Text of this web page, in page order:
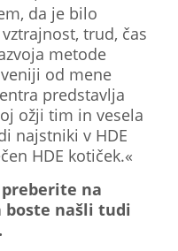
da je bilo
trud, čas
metode
od mene
predstavlja
ožji tim in vesela
najstniki v HDE
HDE kotiček.«
na
našli tudi
.